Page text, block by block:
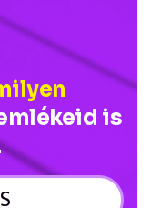
is